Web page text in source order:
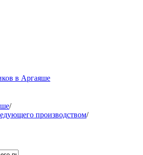
в Аргаяше
/
производством/